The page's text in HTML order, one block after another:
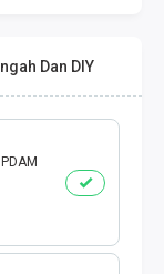
Dan DIY